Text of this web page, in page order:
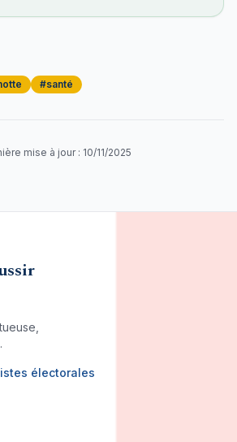
#santé
mise à jour : 10/11/2025
électorales